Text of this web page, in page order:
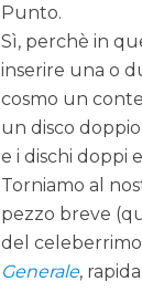
Punto.
Sì, perchè in
inserire una o
cosmo un
un disco
e i dischi doppi
Torniamo al
pezzo breve
del celeberrimo
Generale,